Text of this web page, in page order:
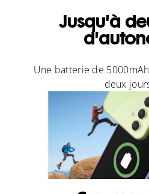
Jusqu'à
Une batterie de
deux